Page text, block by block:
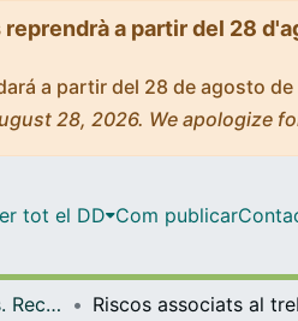
a partir del 28
a partir del 28 de agosto
28, 2026. We apologize
tot el DD Com publicar
Prevenció de riscos. Recursos informatius (OSSMA)